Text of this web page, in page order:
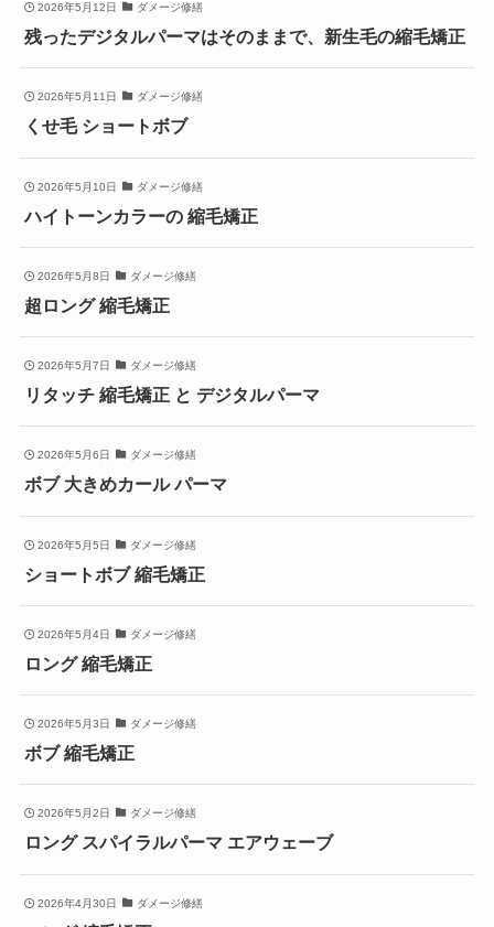
2026年5月12日 ダメージ修繕
残ったデジタルパーマはそのままで、新生毛の縮毛矯正
2026年5月11日 ダメージ修繕
くせ毛 ショートボブ
2026年5月10日 ダメージ修繕
ハイトーンカラーの 縮毛矯正
2026年5月8日 ダメージ修繕
超ロング 縮毛矯正
2026年5月7日 ダメージ修繕
リタッチ 縮毛矯正 と デジタルパーマ
2026年5月6日 ダメージ修繕
ボブ 大きめカール パーマ
2026年5月5日 ダメージ修繕
ショートボブ 縮毛矯正
2026年5月4日 ダメージ修繕
ロング 縮毛矯正
2026年5月3日 ダメージ修繕
ボブ 縮毛矯正
2026年5月2日 ダメージ修繕
ロング スパイラルパーマ エアウェーブ
2026年4月30日 ダメージ修繕